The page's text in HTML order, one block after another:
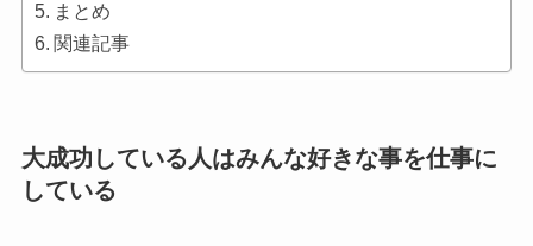
まとめ
関連記事
大成功している人はみんな好きな事を仕事に
している